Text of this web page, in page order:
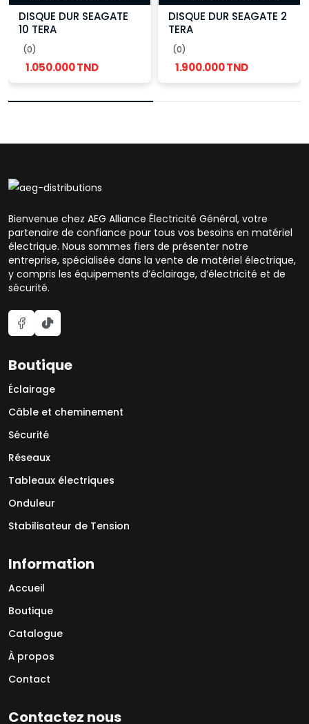
DISQUE DUR SEAGATE
10 TERA
(0)
1.050.000 TND
DISQUE DUR SEAGATE 2
TERA
(0)
1.900.000 TND
Bienvenue chez AEG Alliance Électricité Général, votre
partenaire de confiance pour tous vos besoins en matériel
électrique. Nous sommes fiers de présenter notre
entreprise, spécialisée dans la vente de matériel électrique,
y compris les équipements d’éclairage, d’électricité et de
sécurité.
Boutique
Éclairage
Câble et cheminement
Sécurité
Réseaux
Tableaux électriques
Onduleur
Stabilisateur de Tension
Information
Accueil
Boutique
Catalogue
À propos
Contact
Contactez nous